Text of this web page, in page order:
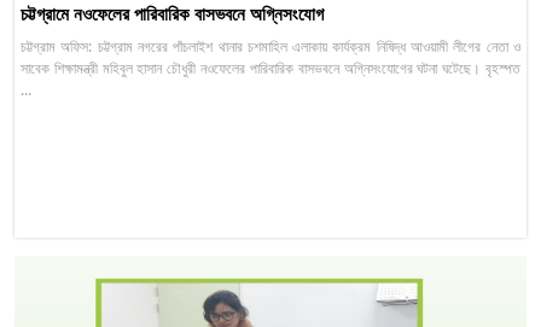
চট্টগ্রামে নওফেলের পারিবারিক বাসভবনে অগ্নিসংযোগ
চট্টগ্রাম অফিস: চট্টগ্রাম নগরের পাঁচলাইশ থানার চশমাহিল এলাকায় কার্যক্রম নিষিদ্ধ আওয়ামী লীগের নেতা ও
সাবেক শিক্ষামন্ত্রী মহিবুল হাসান চৌধুরী নওফেলের পারিবারিক বাসভবনে অগ্নিসংযোগের ঘটনা ঘটেছে। বৃহস্পত
...